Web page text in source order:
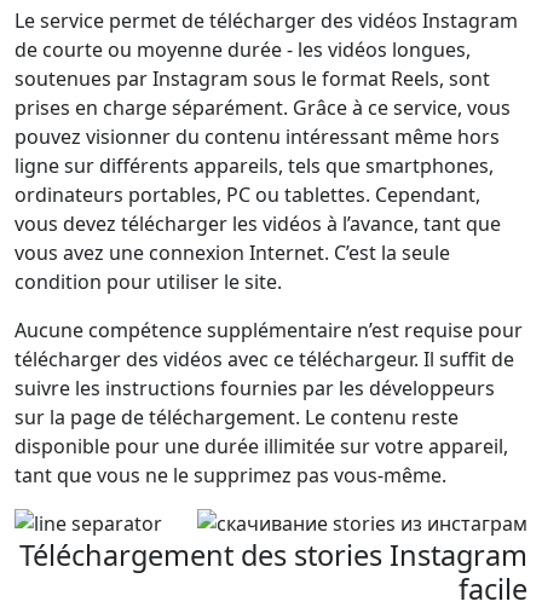
Le service permet de télécharger des vidéos Instagram
de courte ou moyenne durée - les vidéos longues,
soutenues par Instagram sous le format Reels, sont
prises en charge séparément. Grâce à ce service, vous
pouvez visionner du contenu intéressant même hors
ligne sur différents appareils, tels que smartphones,
ordinateurs portables, PC ou tablettes. Cependant,
vous devez télécharger les vidéos à l’avance, tant que
vous avez une connexion Internet. C’est la seule
condition pour utiliser le site.
Aucune compétence supplémentaire n’est requise pour
télécharger des vidéos avec ce téléchargeur. Il suffit de
suivre les instructions fournies par les développeurs
sur la page de téléchargement. Le contenu reste
disponible pour une durée illimitée sur votre appareil,
tant que vous ne le supprimez pas vous-même.
Téléchargement des stories Instagram
facile